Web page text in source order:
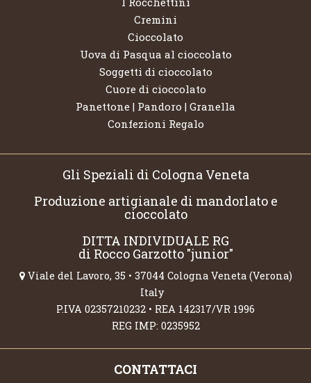
Cremini
Cioccolato
Uova di Pasqua al cioccolato
Soggetti di cioccolato
Cuore di cioccolato
Panettone | Pandoro | Granella
Confezioni Regalo
Gli Speziali di Cologna Veneta
Produzione artigianale di mandorlato e
cioccolato
DITTA INDIVIDUALE RG
di Rocco Garzotto "junior"
Viale del Lavoro, 35 • 37044 Cologna Veneta (Verona)
Italy
P.IVA 02357210232 • REA 142317/VR 1996
REG IMP: 0235952
CONTATTACI